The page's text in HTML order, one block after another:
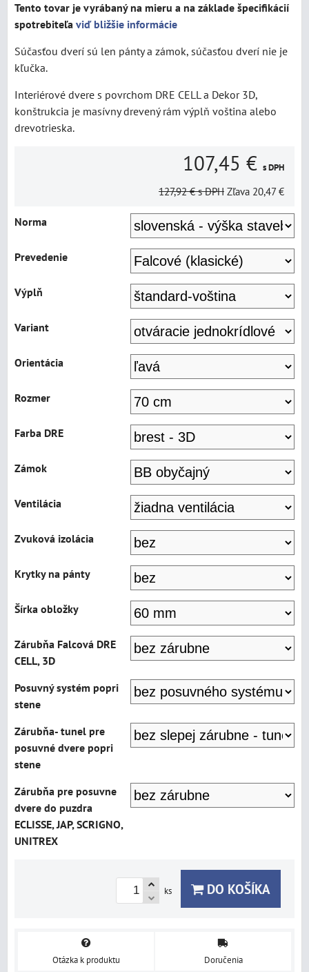
Tento tovar je vyrábaný na mieru a na základe špecifikácií
spotrebiteľa viď bližšie informácie
Súčasťou dverí sú len pánty a zámok, súčasťou dverí nie je
kľučka.
Interiérové dvere s povrchom DRE CELL a Dekor 3D,
konštrukcia je masívny drevený rám výplň voština alebo
drevotrieska.
107,45 € s DPH
127,92 € s DPH Zľava 20,47 €
Norma
Prevedenie
Výplň
Variant
Orientácia
Rozmer
Farba DRE
Zámok
Ventilácia
Zvuková izolácia
Krytky na pánty
Šírka obložky
Zárubňa Falcová DRE
CELL, 3D
Posuvný systém popri
stene
Zárubňa- tunel pre
posuvné dvere popri
stene
Zárubňa pre posuvne
dvere do puzdra
ECLISSE, JAP, SCRIGNO,
UNITREX
ks DO KOŠÍKA
Otázka k produktu Doručenia